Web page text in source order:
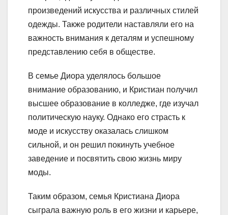
произведений искусства и различных стилей
одежды. Также родители наставляли его на
важность внимания к деталям и успешному
представлению себя в обществе.
В семье Диора уделялось большое
внимание образованию, и Кристиан получил
высшее образование в колледже, где изучал
политическую науку. Однако его страсть к
моде и искусству оказалась слишком
сильной, и он решил покинуть учебное
заведение и посвятить свою жизнь миру
моды.
Таким образом, семья Кристиана Диора
сыграла важную роль в его жизни и карьере,